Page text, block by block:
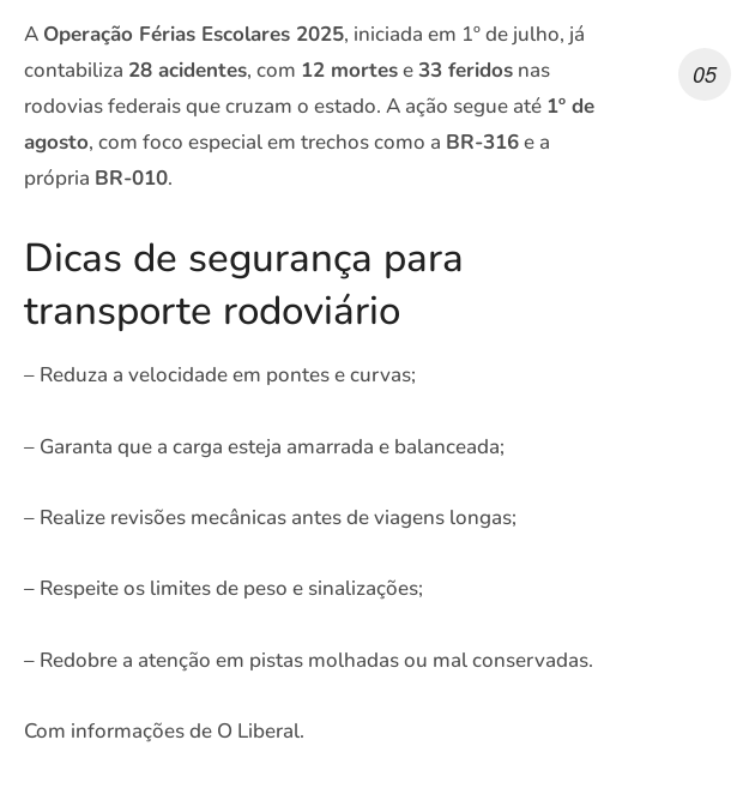
A Operação Férias Escolares 2025, iniciada em 1º de julho, já
contabiliza 28 acidentes, com 12 mortese33 feridos nas
rodovias federais que cruzam o estado. A ação segue até 1º de
agosto, com foco especial em trechos como a BR‑316e a
própria BR‑010.
Dicas de segurança para
transporte rodoviário
– Reduza a velocidade em pontes e curvas;
– Garanta que a carga esteja amarrada e balanceada;
– Realize revisões mecânicas antes de viagens longas;
– Respeite os limites de peso e sinalizações;
– Redobre a atenção em pistas molhadas ou mal conservadas.
Com informações de O Liberal.